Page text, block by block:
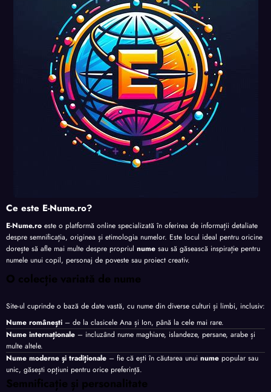
perso
nalita
te
perso
nalita
te
Ce este E-Nume.ro?
E-Nume.ro este o platformă online specializată în oferirea de informații detaliate
despre semnificația, originea și etimologia numelor. Este locul ideal pentru oricine
dorește să afle mai multe despre propriul nume sau să găsească inspirație pentru
numele unui copil, personaj de poveste sau proiect creativ.
O colecție variată de nume
Site-ul cuprinde o bază de date vastă, cu nume din diverse culturi și limbi, inclusiv:
Nume românești – de la clasicele Ana și Ion, până la cele mai rare.
Nume internaționale – incluzând nume maghiare, islandeze, persane, arabe și
multe altele.
Nume moderne și tradiționale – fie că ești în căutarea unui nume popular sau
unic, găsești opțiuni pentru orice preferință.
Semnificație și personalitate